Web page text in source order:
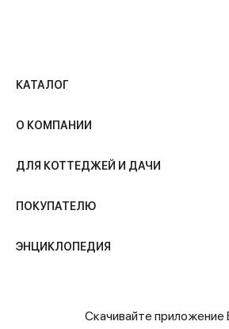
КАТАЛОГ
О КОМПАНИИ
ДЛЯ КОТТЕДЖЕЙ И ДАЧИ
ПОКУПАТЕЛЮ
ЭНЦИКЛОПЕДИЯ
Скачивайте приложение